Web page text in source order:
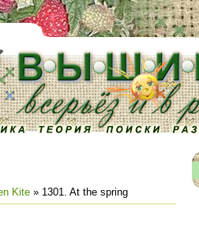
Kite » 1301. At the spring